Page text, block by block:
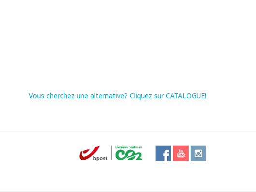
Vous cherchez une alternative? Cliquez sur CATALOGUE!